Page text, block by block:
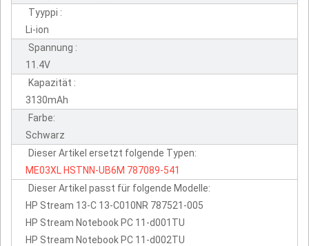
Tyyppi :
Li-ion
Spannung :
11.4V
Kapazität :
3130mAh
Farbe:
Schwarz
Dieser Artikel ersetzt folgende Typen:
ME03XL HSTNN-UB6M 787089-541
Dieser Artikel passt für folgende Modelle:
HP Stream 13-C 13-C010NR 787521-005
HP Stream Notebook PC 11-d001TU
HP Stream Notebook PC 11-d002TU